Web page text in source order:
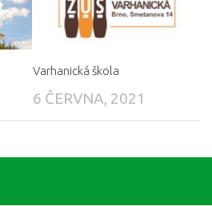
Varhanická škola
6 ČERVNA, 2021